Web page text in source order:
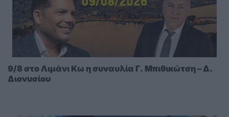
9/8 στο Λιμάνι Κω η συναυλία Γ. Μπιθικώτση – Δ.
Διονυσίου